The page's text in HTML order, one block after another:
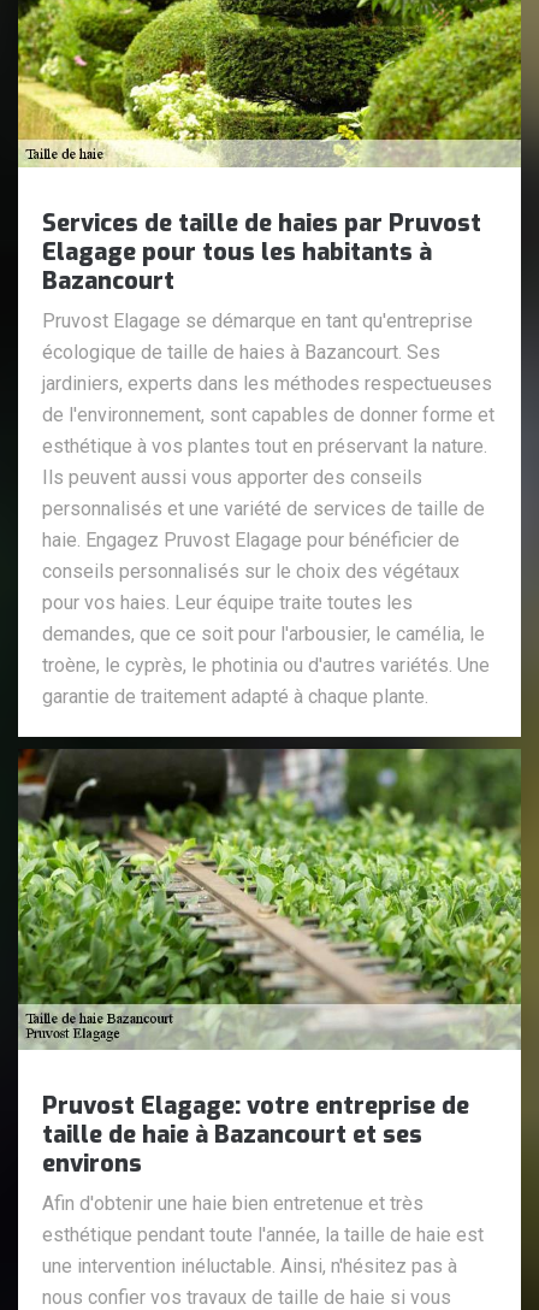
Services de taille de haies par Pruvost
Elagage pour tous les habitants à
Bazancourt
Pruvost Elagage se démarque en tant qu'entreprise
écologique de taille de haies à Bazancourt. Ses
jardiniers, experts dans les méthodes respectueuses
de l'environnement, sont capables de donner forme et
esthétique à vos plantes tout en préservant la nature.
Ils peuvent aussi vous apporter des conseils
personnalisés et une variété de services de taille de
haie. Engagez Pruvost Elagage pour bénéficier de
conseils personnalisés sur le choix des végétaux
pour vos haies. Leur équipe traite toutes les
demandes, que ce soit pour l'arbousier, le camélia, le
troène, le cyprès, le photinia ou d'autres variétés. Une
garantie de traitement adapté à chaque plante.
Pruvost Elagage: votre entreprise de
taille de haie à Bazancourt et ses
environs
Afin d'obtenir une haie bien entretenue et très
esthétique pendant toute l'année, la taille de haie est
une intervention inéluctable. Ainsi, n'hésitez pas à
nous confier vos travaux de taille de haie si vous